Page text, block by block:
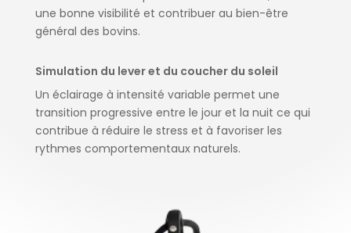
une bonne visibilité et contribuer au bien-être
général des bovins.
Simulation du lever et du coucher du soleil
Un éclairage à intensité variable permet une
transition progressive entre le jour et la nuit ce qui
contribue à réduire le stress et à favoriser les
rythmes comportementaux naturels.